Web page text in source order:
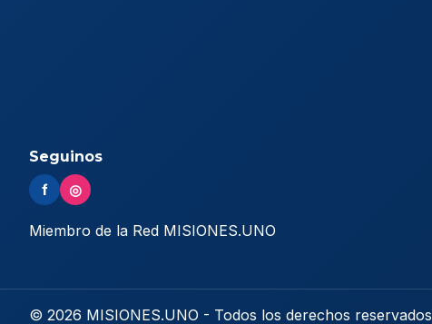
Seguinos
f ◎
Miembro de la Red MISIONES.UNO
© 2026 MISIONES.UNO - Todos los derechos reservados